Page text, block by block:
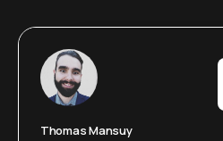
Jean-Marc Vieil
Thomas Mansuy